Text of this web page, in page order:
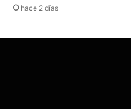
hace 2 días